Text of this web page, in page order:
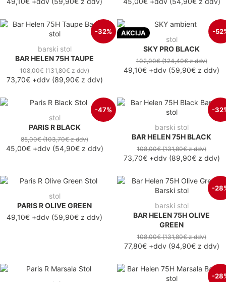
-32%
barski stol
BAR HELEN 75H TAUPE
108,00€(131,80€z ddv)
73,70€+ddv(89,90€z ddv)
AKCIJA -
stol
SKY PRO BLACK
102,00€(124,40€z ddv)
49,10€ +ddv (59,90€ z ddv)
-47%
stol
PARIS R BLACK
85,00€(103,70€z ddv)
45,00€+ddv(54,90€z ddv)
-
barski stol
BAR HELEN 75H BLACK
108,00€(131,80€z ddv)
73,70€+ddv(89,90€z ddv)
stol
PARIS R OLIVE GREEN
49,10€ +ddv (59,90€ z ddv)
-
barski stol
BAR HELEN 75H OLIVE
GREEN
108,00€(131,80€z ddv)
77,80€+ddv(94,90€z ddv)
-